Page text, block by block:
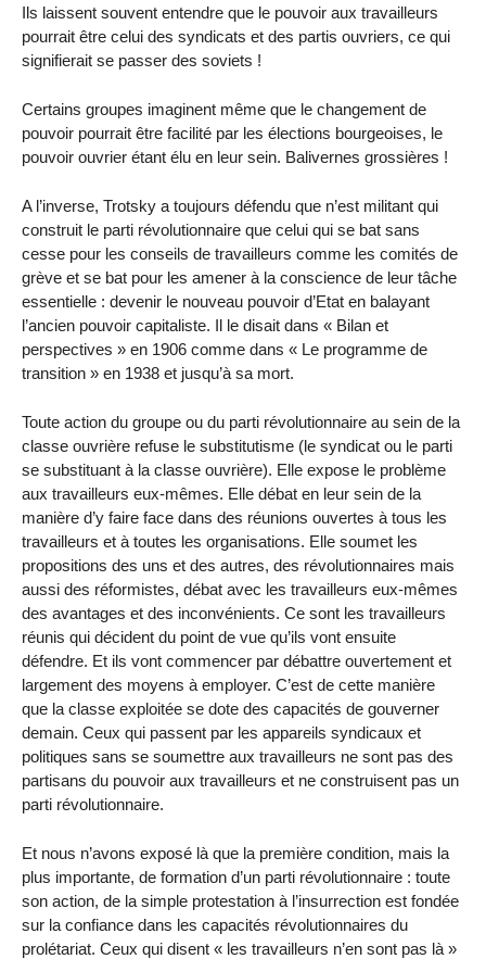
Ils laissent souvent entendre que le pouvoir aux travailleurs
pourrait être celui des syndicats et des partis ouvriers, ce qui
signifierait se passer des soviets !
Certains groupes imaginent même que le changement de
pouvoir pourrait être facilité par les élections bourgeoises, le
pouvoir ouvrier étant élu en leur sein. Balivernes grossières !
A l’inverse, Trotsky a toujours défendu que n’est militant qui
construit le parti révolutionnaire que celui qui se bat sans
cesse pour les conseils de travailleurs comme les comités de
grève et se bat pour les amener à la conscience de leur tâche
essentielle : devenir le nouveau pouvoir d’Etat en balayant
l’ancien pouvoir capitaliste. Il le disait dans « Bilan et
perspectives » en 1906 comme dans « Le programme de
transition » en 1938 et jusqu’à sa mort.
Toute action du groupe ou du parti révolutionnaire au sein de la
classe ouvrière refuse le substitutisme (le syndicat ou le parti
se substituant à la classe ouvrière). Elle expose le problème
aux travailleurs eux-mêmes. Elle débat en leur sein de la
manière d’y faire face dans des réunions ouvertes à tous les
travailleurs et à toutes les organisations. Elle soumet les
propositions des uns et des autres, des révolutionnaires mais
aussi des réformistes, débat avec les travailleurs eux-mêmes
des avantages et des inconvénients. Ce sont les travailleurs
réunis qui décident du point de vue qu’ils vont ensuite
défendre. Et ils vont commencer par débattre ouvertement et
largement des moyens à employer. C’est de cette manière
que la classe exploitée se dote des capacités de gouverner
demain. Ceux qui passent par les appareils syndicaux et
politiques sans se soumettre aux travailleurs ne sont pas des
partisans du pouvoir aux travailleurs et ne construisent pas un
parti révolutionnaire.
Et nous n’avons exposé là que la première condition, mais la
plus importante, de formation d’un parti révolutionnaire : toute
son action, de la simple protestation à l’insurrection est fondée
sur la confiance dans les capacités révolutionnaires du
prolétariat. Ceux qui disent « les travailleurs n’en sont pas là »